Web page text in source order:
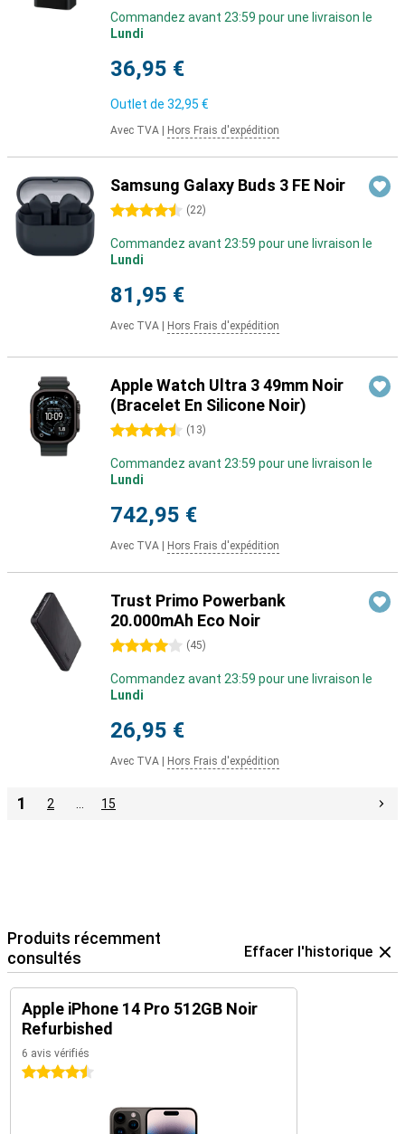
Commandez avant 23:59 pour une livraison le
Lundi
36,95 €
Outlet de 32,95 €
Avec TVA Hors Frais d'expédition
Samsung Galaxy Buds 3 FE Noir
4.5 étoiles (22)
Commandez avant 23:59 pour une livraison le
Lundi
81,95 €
Avec TVA Hors Frais d'expédition
Apple Watch Ultra 3 49mm Noir
(Bracelet En Silicone Noir)
4.5 étoiles (13)
Commandez avant 23:59 pour une livraison le
Lundi
742,95 €
Avec TVA Hors Frais d'expédition
Trust Primo Powerbank
20.000mAh Eco Noir
4 étoiles (45)
Commandez avant 23:59 pour une livraison le
Lundi
26,95 €
Avec TVA Hors Frais d'expédition
1 2 15
Produits récemment
consultés
Effacer l'historique
Apple iPhone 14 Pro 512GB Noir
Refurbished
6 avis vérifiés
4.5 étoiles